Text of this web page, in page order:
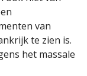
van
te zien is.
het massale